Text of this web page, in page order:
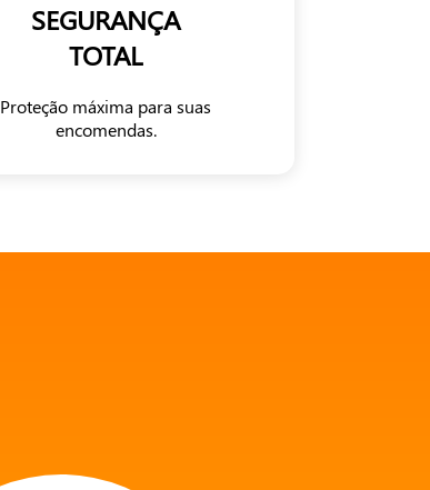
SEGURANÇA
TOTAL
Proteção máxima para suas
encomendas.